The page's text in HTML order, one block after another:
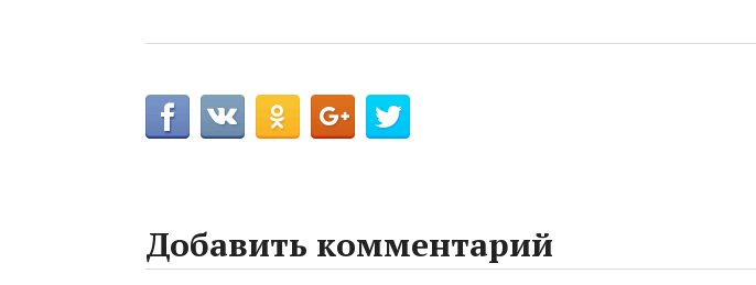
Добавить комментарий